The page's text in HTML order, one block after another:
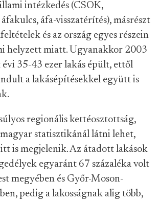
intézkedés (CSOK,
áfa-visszatérítés), másrészt
és az ország egyes részein
helyzett miatt. Ugyanakkor 2003
35-43 ezer lakás épült, ettől
a lakásépítésekkel együtt is
regionális kettéosztottság,
statisztikánál látni lehet,
is megjelenik. Az átadott lakások
egyaránt 67 százaléka volt
megyében és Győr-Moson-
pedig a lakosságnak alig több,